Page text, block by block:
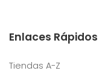
Enlaces Rápidos
Tiendas A-Z